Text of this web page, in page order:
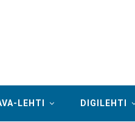
LEHTI DIGILEHTI